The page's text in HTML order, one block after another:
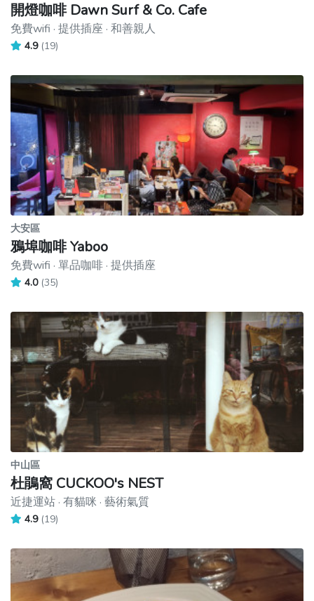
開燈咖啡 Dawn Surf & Co. Cafe
免費wifi · 提供插座 · 和善親人
4.9 (19)
大安區
鴉埠咖啡 Yaboo
免費wifi · 單品咖啡 · 提供插座
4.0 (35)
中山區
杜鵑窩 CUCKOO's NEST
近捷運站 · 有貓咪 · 藝術氣質
4.9 (19)